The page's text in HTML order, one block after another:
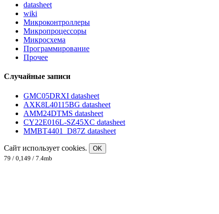
datasheet
wiki
Микроконтроллеры
Микропроцессоры
Микросхема
Программирование
Прочее
Случайные записи
GMC05DRXI datasheet
AXK8L40115BG datasheet
AMM24DTMS datasheet
CY22E016L-SZ45XC datasheet
MMBT4401_D87Z datasheet
Сайт использует cookies.
OK
79 / 0,149 / 7.4mb